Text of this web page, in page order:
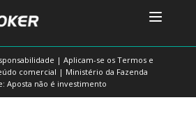
| Aplicam-se os Termos e
comercial | Ministério da Fazenda
Aposta não é investimento